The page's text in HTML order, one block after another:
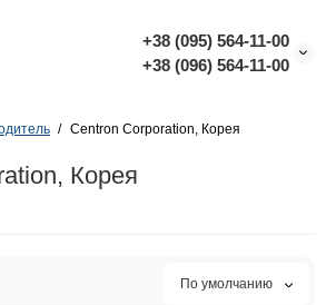
+38 (095) 564-11-00
+38 (096) 564-11-00
Сentron Сorporation, Корея
Корея
По умолчанию